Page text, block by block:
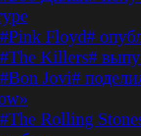
#Pink Floyd#
#The Killers#
#Bon Jovi#
#The Rolling